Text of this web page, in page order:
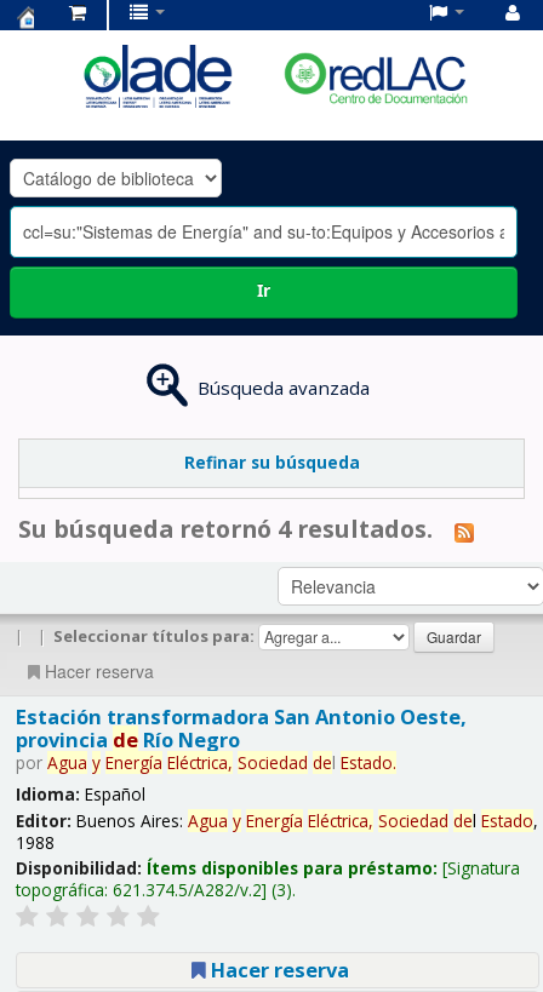
OLADE
-
Ir
Búsqueda avanzada
Refinar su búsqueda
Su búsqueda retornó 4 resultados.
| | Seleccionar títulos para:
Hacer reserva
Estación transformadora San Antonio Oeste,
provincia deRío Negro
por Agua y Energía Eléctrica, Sociedad del Estado.
Idioma: Español
Editor: Buenos Aires: Agua y Energía Eléctrica, Sociedad del Estado,
1988
Disponibilidad: Ítems disponibles para préstamo: Signatura
topográfica: 621.374.5/A282/v.2 (3).
Hacer reserva